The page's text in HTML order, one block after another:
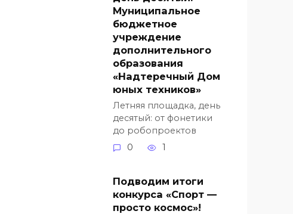
Муниципальное
бюджетное
учреждение
дополнительного
образования
«Надтеречный Дом
юных техников»
Летняя площадка, день
десятый: от фонетики
до робопроектов
0
1
Подводим итоги
конкурса «Спорт —
просто космос»!